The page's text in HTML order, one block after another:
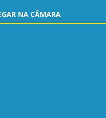
NA CÂMARA